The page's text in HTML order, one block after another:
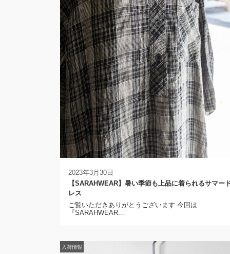
2023年3月30日
【SARAHWEAR】暑い季節も上品に着られるサマー
レス
ご覧いただきありがとうございます 今回は
『SARAHWEAR...
入荷情報